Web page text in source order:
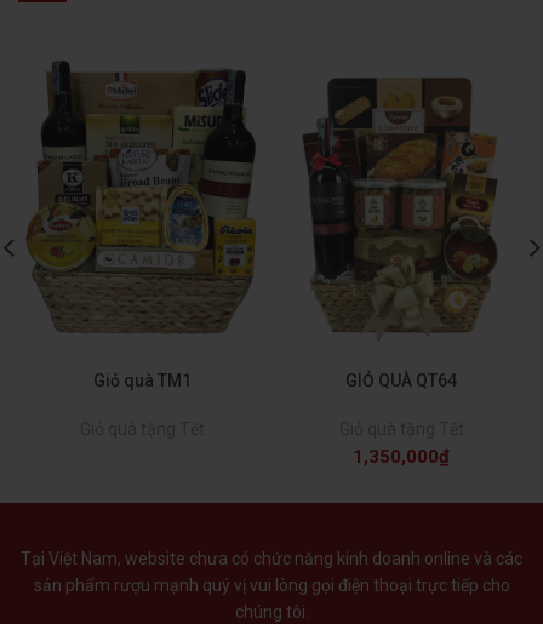
Giỏ quà TM1 GIỎ QUÀ QT64
1,350,000₫
Tại Việt Nam, website chưa có chức năng kinh doanh online và các
sản phẩm rượu mạnh quý vị vui lòng gọi điện thoại trực tiếp cho
chúng tôi.